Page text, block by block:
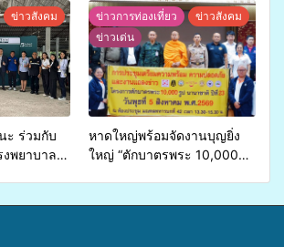
าพตำบล
ารพาหนะรับ
ข้ารับ
ลดความ
คุณภาพ
งยั่งยืน
ข่ายสื่อสารองค์กร ระดมสมอง
วางแนวทางการทำงาน ปูทาง
สู่การสร้างภาพลักษณ์ที่ดีของ
มหาวิทยาลัย
ข่าวสังคม
ะ ร่วมกับ
พยาบาล
ข่าวการท่องเที่ยว
ข่าวสังคม
ข่าวเด่น
หาดใหญ่พร้อมจัดงานบุญยิ่ง
ใหญ่ “ตักบาตรพระ 10,000